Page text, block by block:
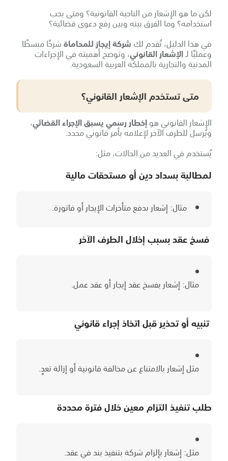
لكن ما هو الإشعار من الناحية القانونية؟ ومتى يجب
استخدامه؟ وما الفرق بينه وبين رفع دعوى قضائية؟
في هذا الدليل، تُقدم لكشركة إيجاز للمحاماةشرحًا مبسطًا
وعمليًا لـالإشعار القانوني، وتوضح أهميته في الإجراءات
المدنية والتجارية بالمملكة العربية السعودية.
متى تستخدم الإشعار القانوني؟
الإشعار القانوني هوإخطار رسمي يسبق الإجراء القضائي،
ويُرسل للطرف الآخر لإعلامه بأمر قانوني محدد.
يُستخدم في العديد من الحالات، مثل:
لمطالبة بسداد دين أو مستحقات مالية
مثال: إشعار بدفع متأخرات الإيجار أو فاتورة.
فسخ عقد بسبب إخلال الطرف الآخر
مثال: إشعار بفسخ عقد إيجار أو عقد عمل.
تنبيه أو تحذير قبل اتخاذ إجراء قانوني
مثل إشعار بالامتناع عن مخالفة قانونية أو إزالة تعدٍ.
طلب تنفيذ التزام معين خلال فترة محددة
مثل: إشعار بإلزام شركة بتنفيذ بند في عقد.